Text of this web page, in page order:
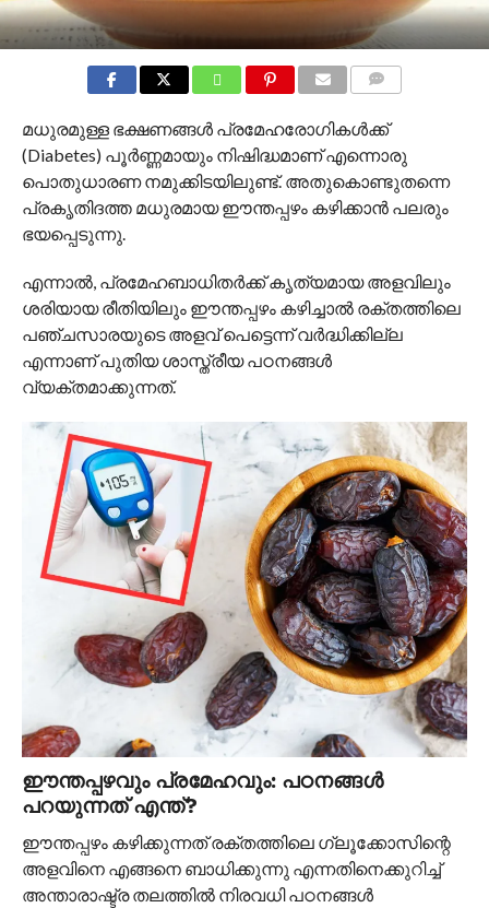
മധുരമുള്ള ഭക്ഷണങ്ങൾ പ്രമേഹരോഗികൾക്ക്
(Diabetes) പൂർണ്ണമായും നിഷിദ്ധമാണ് എന്നൊരു
പൊതുധാരണ നമുക്കിടയിലുണ്ട്. അതുകൊണ്ടുതന്നെ
പ്രകൃതിദത്ത മധുരമായ ഈന്തപ്പഴം കഴിക്കാൻ പലരും
ഭയപ്പെടുന്നു.
എന്നാൽ, പ്രമേഹബാധിതർക്ക് കൃത്യമായ അളവിലും
ശരിയായ രീതിയിലും ഈന്തപ്പഴം കഴിച്ചാൽ രക്തത്തിലെ
പഞ്ചസാരയുടെ അളവ് പെട്ടെന്ന് വർദ്ധിക്കില്ല
എന്നാണ് പുതിയ ശാസ്ത്രീയ പഠനങ്ങൾ
വ്യക്തമാക്കുന്നത്.
ഈന്തപ്പഴവും പ്രമേഹവും: പഠനങ്ങൾ
പറയുന്നത് എന്ത്?
ഈന്തപ്പഴം കഴിക്കുന്നത് രക്തത്തിലെ ഗ്ലൂക്കോസിന്റെ
അളവിനെ എങ്ങനെ ബാധിക്കുന്നു എന്നതിനെക്കുറിച്ച്
അന്താരാഷ്ട്ര തലത്തിൽ നിരവധി പഠനങ്ങൾ